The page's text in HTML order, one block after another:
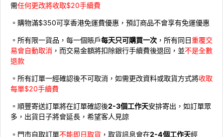
需任何更改將收取$20手續費
。購物滿$350可享香港免運費優惠，預訂商品不會享有免運優惠
。所有限一貨品，每一個賬戶每天只可購買一次 ，所有同日重覆交
易會自動取消 ，而交易金額將扣除銀行手續費後退回，並不是全數
退款
。所有訂單一經確認後不可取消，如需更改資料或取貨方式將收取
每單$20手續費
。順豐寄送訂單將在訂單確認後2-3個工作天安排寄出，如訂單眾
多，出貨日子將會延長，希望客人見諒
。門市自取訂單不能即日取貨 ，取貨訊息會在2-4個工作天經